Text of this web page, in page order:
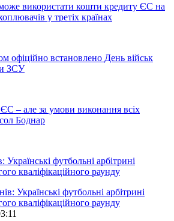
використати кошти кредиту ЄС на
у третіх країнах
офіційно встановлено День військ
ЗСУ
ЄС – але за умови виконання всіх
Боднар
Українські футбольні арбітрині
кваліфікаційного раунду